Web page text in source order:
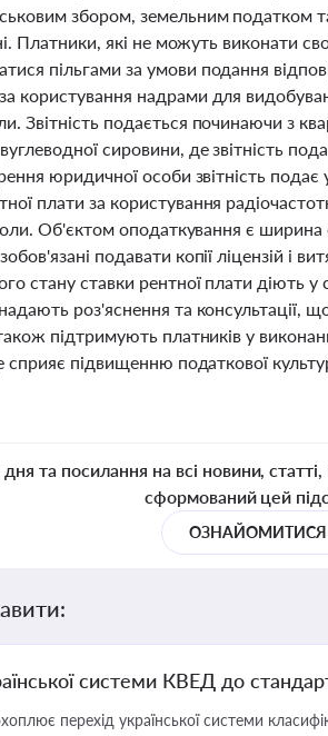
збором, земельним податком
Платники, які не можуть виконати
пільгами за умови подання
користування надрами для
Звітність подається починаючи з
сировини, де звітність
юридичної особи звітність
плати за користування
Об'єктом оподаткування є
подавати копії ліцензій і
стану ставки рентної плати діють у
роз'яснення та консультації,
підтримують платників у
сприяє підвищенню податкової
та посилання на всі новини,
сформований цей
ОЗНАЙОМИТИСЯ
системи КВЕД до
перехід української системи